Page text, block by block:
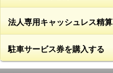
法人専用キャッシュレス精算
駐車サービス券を購入する